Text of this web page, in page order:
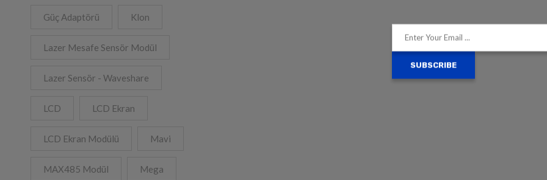
Güç Adaptörü Klon
Lazer Mesafe Sensör Modül
Lazer Sensör - Waveshare
LCD LCD Ekran
LCD Ekran Modülü Mavi
MAX485 Modül Mega